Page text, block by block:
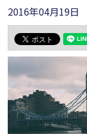
2016年04月19日